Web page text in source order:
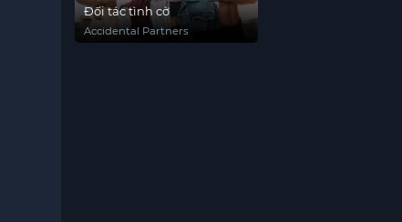
Đối tác tình cờ
Accidental Partners